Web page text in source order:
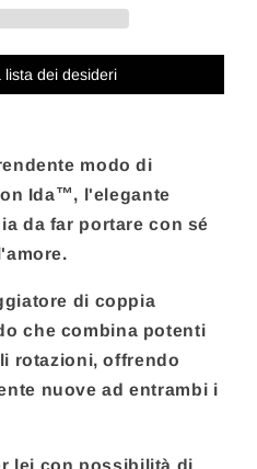
lista dei desideri
modo di
Ida™, l'elegante
da far portare con sé
di coppia
che combina potenti
rotazioni, offrendo
nuove ad entrambi i